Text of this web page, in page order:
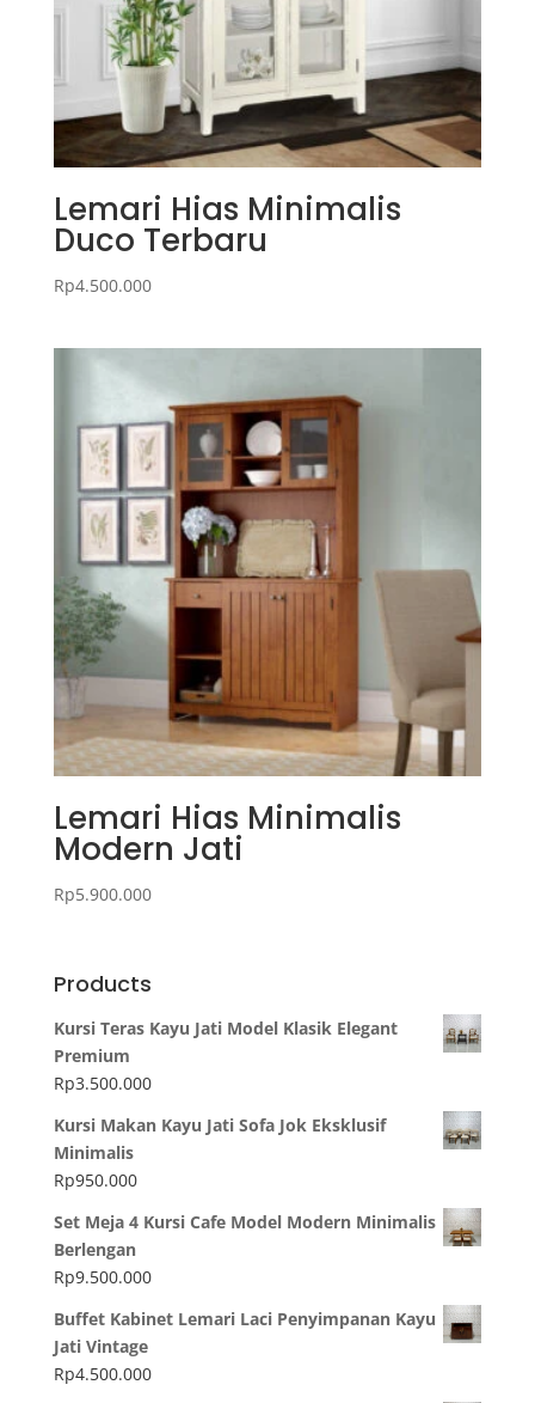
Lemari Hias Minimalis
Duco Terbaru
Rp4.500.000
Lemari Hias Minimalis
Modern Jati
Rp5.900.000
Products
Kursi Teras Kayu Jati Model Klasik Elegant
Premium
Rp3.500.000
Kursi Makan Kayu Jati Sofa Jok Eksklusif
Minimalis
Rp950.000
Set Meja 4 Kursi Cafe Model Modern Minimalis
Berlengan
Rp9.500.000
Buffet Kabinet Lemari Laci Penyimpanan Kayu
Jati Vintage
Rp4.500.000